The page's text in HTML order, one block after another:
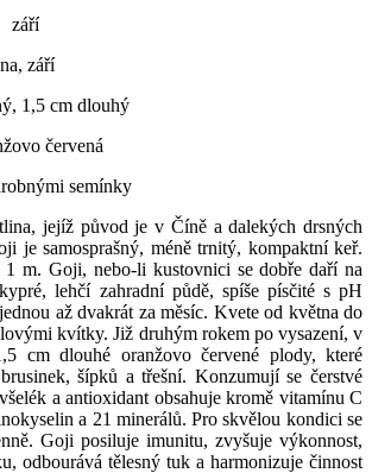
září
září
1,5 cm dlouhý
červená
semínky
jejíž původ je v Číně a dalekých drsných
je samosprašný, méně trnitý, kompaktní keř.
1 m. Goji, nebo-li kustovnici se dobře daří na
lehčí zahradní půdě, spíše písčité s pH
až dvakrát za měsíc. Kvete od května do
kvítky. Již druhým rokem po vysazení, v
cm dlouhé oranžovo červené plody, které
šípků a třešní. Konzumují se čerstvé
a antioxidant obsahuje kromě vitamínu C
a 21 minerálů. Pro skvělou kondici se
Goji posiluje imunitu, zvyšuje výkonnost,
odbourává tělesný tuk a harmonizuje činnost